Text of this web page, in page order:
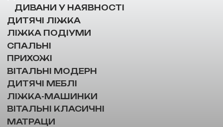
ДИВАНИ У НАЯВНОСТІ
ДИТЯЧІ ЛІЖКА
ЛІЖКА ПОДІУМИ
СПАЛЬНІ
ПРИХОЖІ
ВІТАЛЬНІ МОДЕРН
ДИТЯЧІ МЕБЛІ
ЛІЖКА-МАШИНКИ
ВІТАЛЬНІ КЛАСИЧНІ
МАТРАЦИ